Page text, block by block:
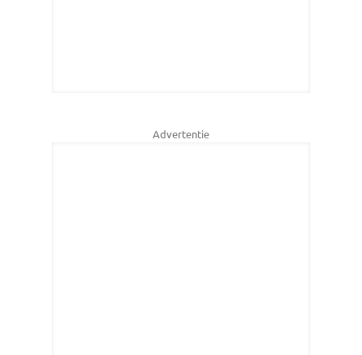
Advertentie